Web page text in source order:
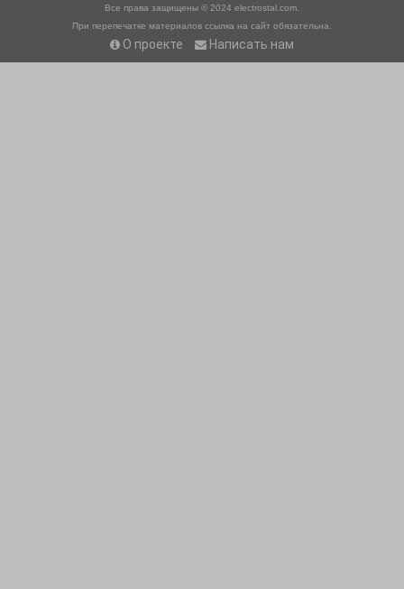
Все права защищены © 2024 electrostal.com.
При перепечатке материалов ссылка на сайт обязательна.
О проекте Написать нам